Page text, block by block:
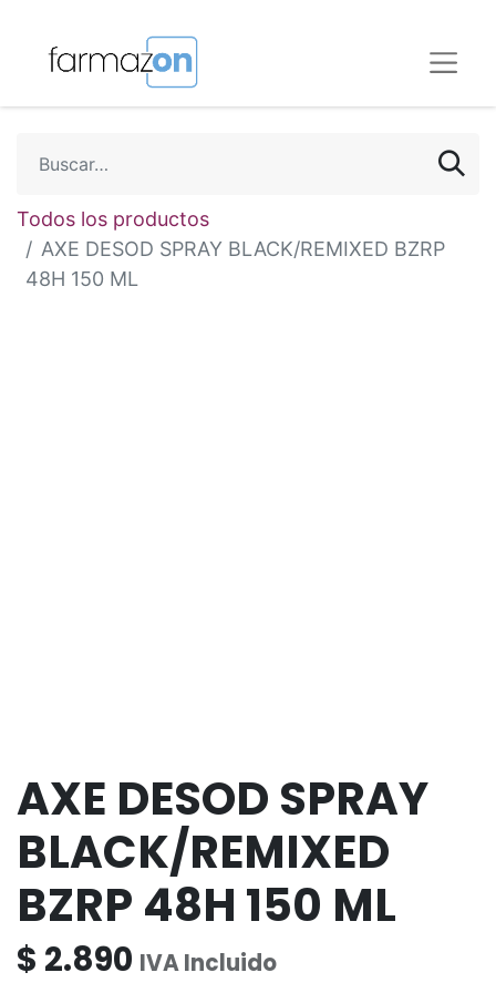
Todos los productos
AXE DESOD SPRAY BLACK/REMIXED BZRP
48H 150 ML
AXE DESOD SPRAY
BLACK/REMIXED
BZRP 48H 150 ML
$ 2.890 IVA Incluido